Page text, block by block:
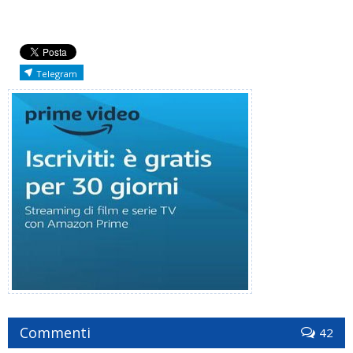
Telegram
Commenti 42